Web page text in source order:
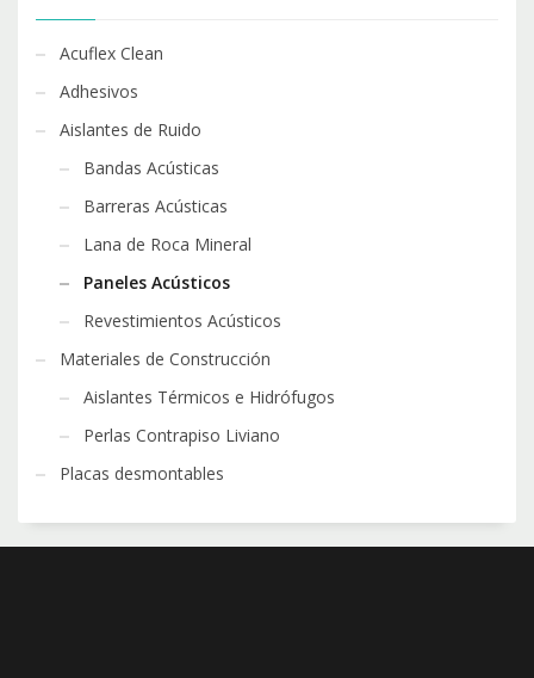
Acuflex Clean
Adhesivos
Aislantes de Ruido
Bandas Acústicas
Barreras Acústicas
Lana de Roca Mineral
Paneles Acústicos
Revestimientos Acústicos
Materiales de Construcción
Aislantes Térmicos e Hidrófugos
Perlas Contrapiso Liviano
Placas desmontables